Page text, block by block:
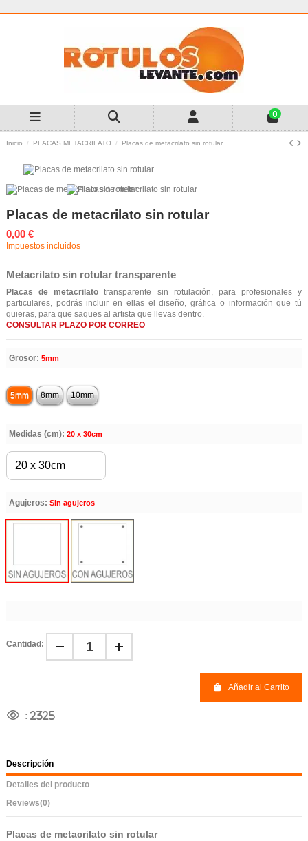
0
Inicio PLACAS METACRILATO Placas de metacrilato sin rotular
Placas de metacrilato sin rotular
0,00 €
Impuestos incluidos
Metacrilato sin rotular transparente
Placas de metacrilato transparente sin rotulación, para profesionales y
particulares, podrás incluir en ellas el diseño, gráfica o información que tú
quieras, para que saques al artista que llevas dentro.
CONSULTAR PLAZO POR CORREO
Grosor: 5mm
5mm 8mm 10mm
Medidas (cm): 20 x 30cm
Agujeros: Sin agujeros
Cantidad:
Añadir al Carrito
: 2325
Descripción
Detalles del producto
Reviews(0)
Placas de metacrilato sin rotular